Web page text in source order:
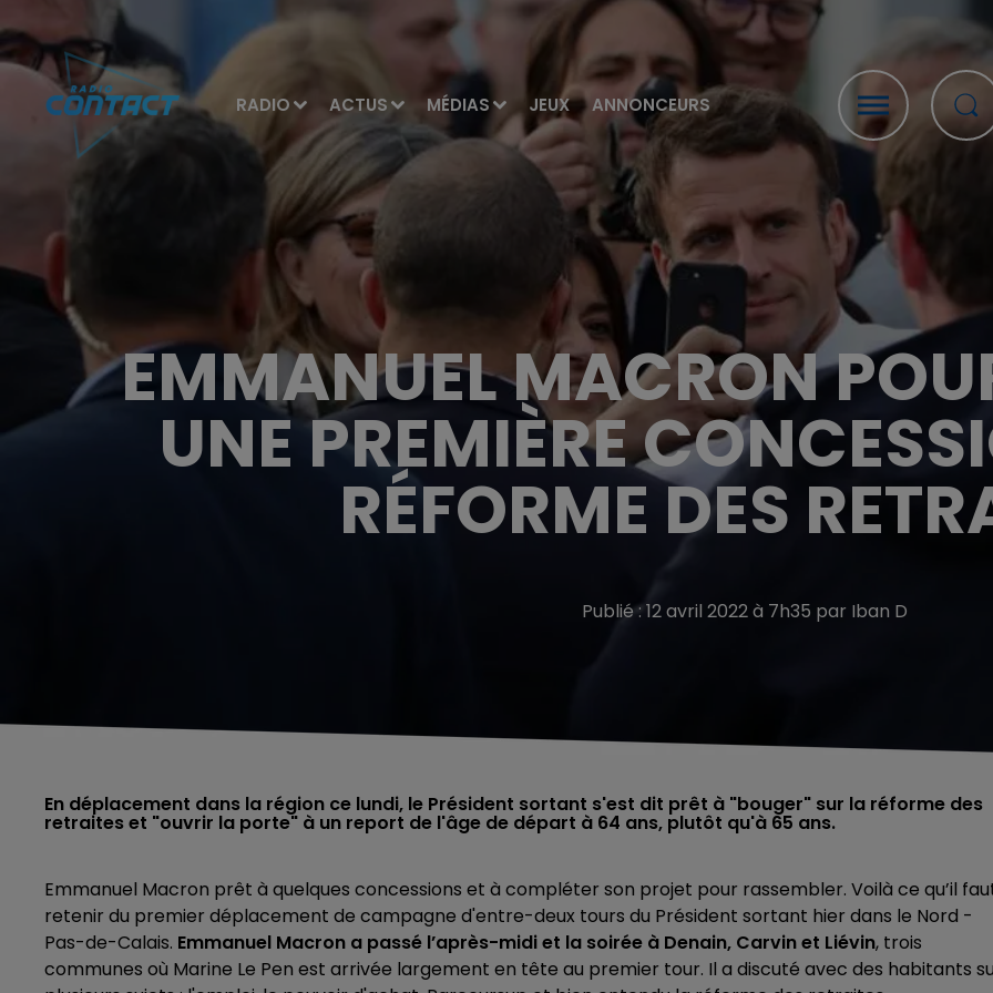
RADIO ACTUS MÉDIAS JEUX ANNONCEURS
EMMANUEL MACRON
UNE PREMIÈRE
RÉFORME DES
Publié : 12 avril 2022 à 7h35 par Iban D
En déplacement dans la région ce lundi, le Président sortant s'est dit prêt à "bouger" sur la réforme des
retraites et "ouvrir la porte" à un report de l'âge de départ à 64 ans, plutôt qu'à 65 ans.
Emmanuel Macron prêt à quelques concessions et à compléter son projet pour rassembler. Voilà ce qu’il
retenir du premier déplacement de campagne d'entre-deux tours du Président sortant hier dans le Nord -
Pas-de-Calais. Emmanuel Macron a passé l’après-midi et la soirée à Denain, Carvin et Liévin, trois
communes où Marine Le Pen est arrivée largement en tête au premier tour. Il a discuté avec des habitants